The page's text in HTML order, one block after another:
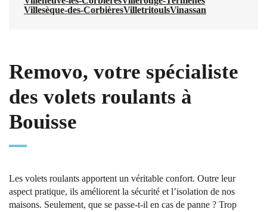
Villesèque-des-CorbièresVilletritoulsVinassan
Removo, votre spécialiste
des volets roulants à
Bouisse
Les volets roulants apportent un véritable confort. Outre leur
aspect pratique, ils améliorent la sécurité et l’isolation de nos
maisons. Seulement, que se passe-t-il en cas de panne ? Trop